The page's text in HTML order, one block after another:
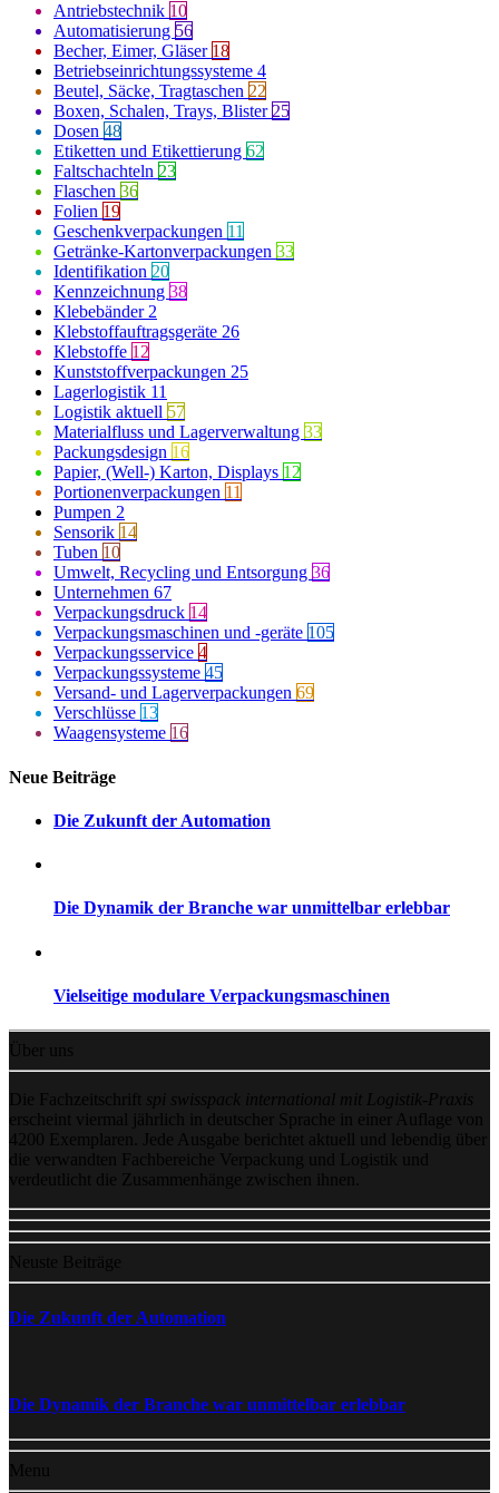
Antriebstechnik 10
Automatisierung 56
Becher, Eimer, Gläser 18
Betriebseinrichtungssysteme 4
Beutel, Säcke, Tragtaschen 22
Boxen, Schalen, Trays, Blister 25
Dosen 48
Etiketten und Etikettierung 62
Faltschachteln 23
Flaschen 36
Folien 19
Geschenkverpackungen 11
Getränke-Kartonverpackungen 33
Identifikation 20
Kennzeichnung 38
Klebebänder 2
Klebstoffauftragsgeräte 26
Klebstoffe 12
Kunststoffverpackungen 25
Lagerlogistik 11
Logistik aktuell 57
Materialfluss und Lagerverwaltung 33
Packungsdesign 16
Papier, (Well-) Karton, Displays 12
Portionenverpackungen 11
Pumpen 2
Sensorik 14
Tuben 10
Umwelt, Recycling und Entsorgung 36
Unternehmen 67
Verpackungsdruck 14
Verpackungsmaschinen und -geräte 105
Verpackungsservice 4
Verpackungssysteme 45
Versand- und Lagerverpackungen 69
Verschlüsse 13
Waagensysteme 16
Neue Beiträge
Die Zukunft der Automation
Die Dynamik der Branche war unmittelbar erlebbar
Vielseitige modulare Verpackungsmaschinen
Über uns
Die Fachzeitschrift
spi swisspack international mit Logistik-Praxis
erscheint viermal jährlich in deutscher Sprache in einer Auflage von
4200 Exemplaren. Jede Ausgabe berichtet aktuell und lebendig über
die verwandten Fachbereiche Verpackung und Logistik und
verdeutlicht die Zusammenhänge zwischen ihnen.
Neuste Beiträge
Die Zukunft der Automation
Die Dynamik der Branche war unmittelbar erlebbar
Menu